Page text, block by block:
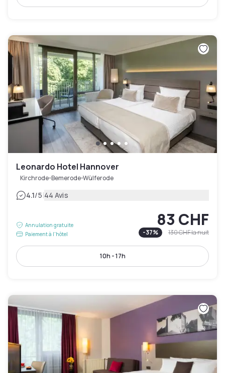
Leonardo Hotel Hannover
Kirchrode-Bemerode-Wülferode
4.1/5|44 Avis
Annulation gratuite
Paiement à l'hôtel
83 CHF
-37% 130 CHFla nuit
10h - 17h